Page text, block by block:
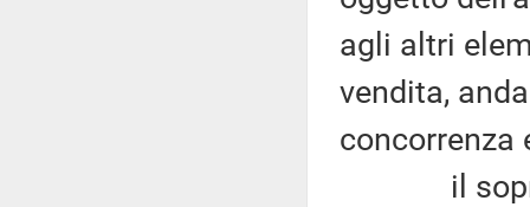
agli altri
vendita,
concorrenza
il